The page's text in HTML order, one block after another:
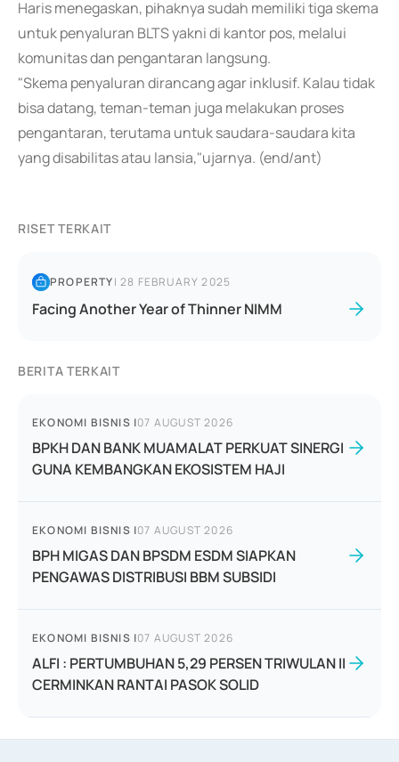
Haris menegaskan, pihaknya sudah memiliki tiga skema
untuk penyaluran BLTS yakni di kantor pos, melalui
komunitas dan pengantaran langsung.
"Skema penyaluran dirancang agar inklusif. Kalau tidak
bisa datang, teman-teman juga melakukan proses
pengantaran, terutama untuk saudara-saudara kita
yang disabilitas atau lansia,"ujarnya. (end/ant)
RISET TERKAIT
PROPERTY|28 FEBRUARY 2025
Facing Another Year of Thinner NIMM
BERITA TERKAIT
EKONOMI BISNIS |07 AUGUST 2026
BPKH DAN BANK MUAMALAT PERKUAT SINERGI
GUNA KEMBANGKAN EKOSISTEM HAJI
EKONOMI BISNIS |07 AUGUST 2026
BPH MIGAS DAN BPSDM ESDM SIAPKAN
PENGAWAS DISTRIBUSI BBM SUBSIDI
EKONOMI BISNIS |07 AUGUST 2026
ALFI : PERTUMBUHAN 5,29 PERSEN TRIWULAN II
CERMINKAN RANTAI PASOK SOLID